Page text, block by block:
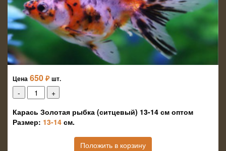
Цена 650 ₽ шт.
Карась Золотая рыбка (ситцевый) 13-14 см оптом
Размер: 13-14 см.
Положить в корзину